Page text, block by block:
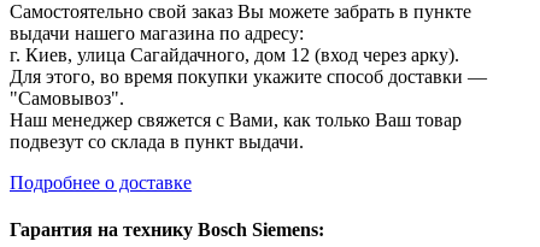
Самостоятельно свой заказ Вы можете забрать в пункте
выдачи нашего магазина по адресу:
г. Киев, улица Сагайдачного, дом 12 (вход через арку).
Для этого, во время покупки укажите способ доставки —
"Самовывоз".
Наш менеджер свяжется с Вами, как только Ваш товар
подвезут со склада в пункт выдачи.
Подробнее о доставке
Гарантия на технику Bosch Siemens: